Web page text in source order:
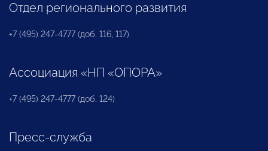
Отдел регионального развития
+7 (495) 247-4777 (доб. 116, 117)
Ассоциация «НП «ОПОРА»
+7 (495) 247-4777 (доб. 124)
Пресс-служба